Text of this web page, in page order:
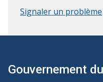
utile.
Signaler un problème
Gouvernement